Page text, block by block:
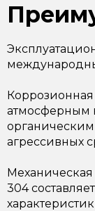
Коррозионная
атмосферным
агрессивных
Механическая
304